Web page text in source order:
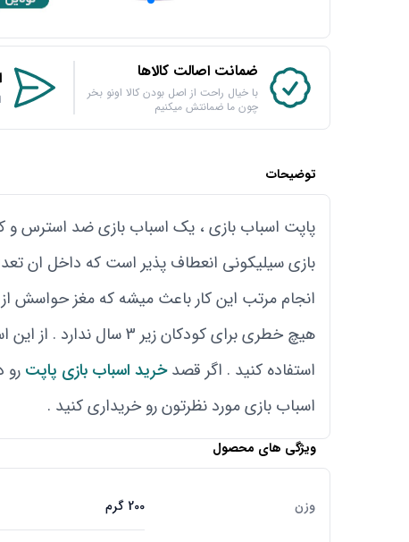
ضمانت اصالت کالاها
با خیال راحت از اصل بودن کالا اونو بخر
چون ما ضمانتش میکنیم
توضیحات
پاپت اسباب بازی ، یک اسباب بازی ضد استرس و
بازی سیلیکونی انعطاف پذیر است که داخل ان
انجام مرتب این کار باعث میشه که مغز حواسش
هیچ خطری برای
استفاده کنید . اگر قصدخرید اسباب بازی پاپت رو
اسباب بازی مورد نظرتون رو خریداری کنید .
ویژگی های محصول
وزن 200 گرم